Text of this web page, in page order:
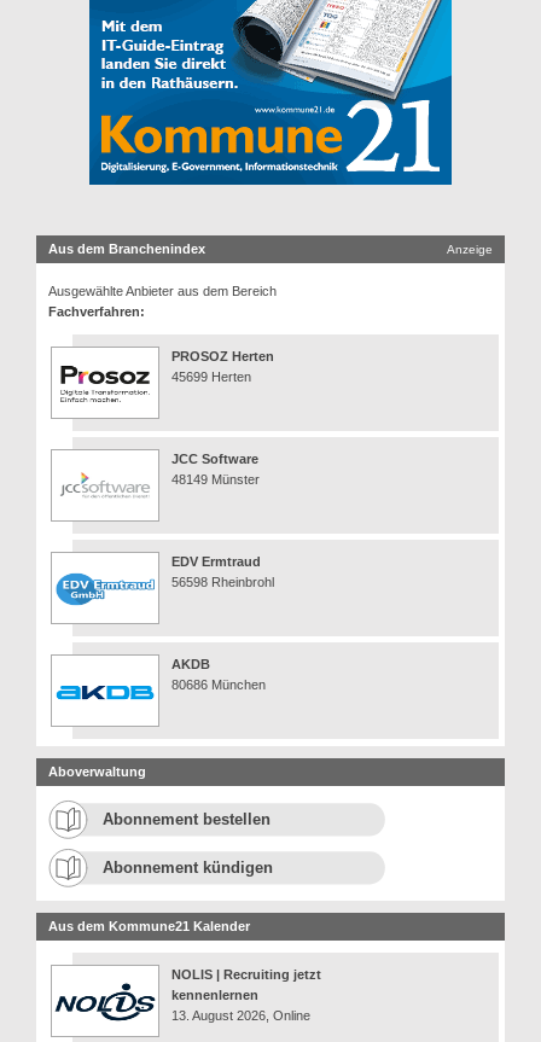
Aus dem Branchenindex Anzeige
Ausgewählte Anbieter aus dem Bereich
Fachverfahren:
PROSOZ Herten
45699 Herten
JCC Software
48149 Münster
EDV Ermtraud
56598 Rheinbrohl
AKDB
80686 München
Aboverwaltung
Abonnement bestellen
Abonnement kündigen
Aus dem Kommune21 Kalender
NOLIS | Recruiting jetzt
kennenlernen
13. August 2026, Online